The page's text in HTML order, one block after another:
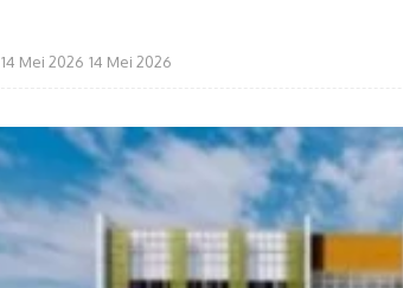
14 Mei 2026 14 Mei 2026